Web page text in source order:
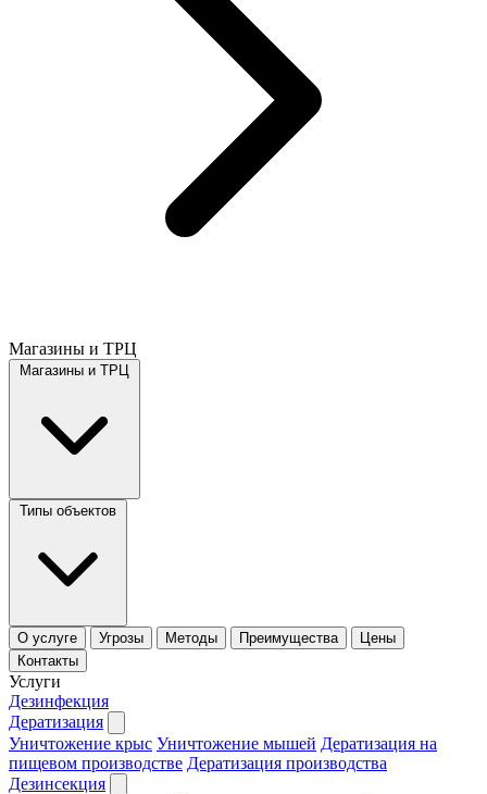
Магазины и ТРЦ
Магазины и ТРЦ
Типы объектов
О услуге Угрозы Методы Преимущества
Цены
Контакты
Услуги
Дезинфекция
Дератизация
Уничтожение крыс Уничтожение мышей Дератизация на
пищевом производстве Дератизация производства
Дезинсекция